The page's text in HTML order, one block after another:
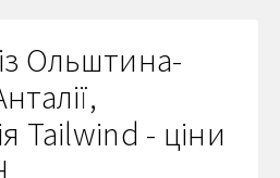
Ольштина-
Tailwind - ціни